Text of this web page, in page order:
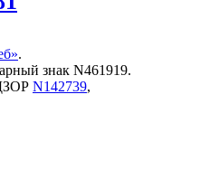
.
знак N461919.
N142739,